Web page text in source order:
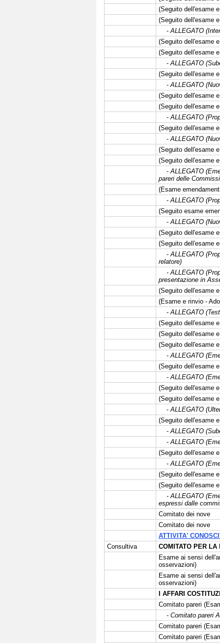
(Seguito dell'esame
(Seguito dell'esame
- ALLEGATO
(Seguito dell'esame
(Seguito dell'esame
- ALLEGATO
(Seguito dell'esame
- ALLEGATO
(Seguito dell'esame
(Seguito dell'esame
- ALLEGATO
(Seguito dell'esame
- ALLEGATO
(Seguito dell'esame
(Seguito dell'esame
- ALLEGATO
pareri delle
(Esame
- ALLEGATO
(Seguito esame
- ALLEGATO
(Seguito dell'esame
(Seguito dell'esame
- ALLEGATO
relatore)
- ALLEGATO
presentazione in
(Seguito dell'esame
(Esame e rinvio -
- ALLEGATO
(Seguito dell'esame
(Seguito dell'esame
(Seguito dell'esame
- ALLEGATO
(Seguito dell'esame
- ALLEGATO
(Seguito dell'esame
(Seguito dell'esame
- ALLEGATO
(Seguito dell'esame
- ALLEGATO
- ALLEGATO
(Seguito dell'esame
- ALLEGATO
(Seguito dell'esame
(Seguito dell'esame
- ALLEGATO
espressi dalle
Comitato dei nove
Comitato dei nove
ATTIVITA'
Consultiva
COMITATO PER
Esame ai sensi
osservazioni)
Esame ai sensi
osservazioni)
I AFFARI
Comitato pareri
- Comitato pareri
Comitato pareri
Comitato pareri